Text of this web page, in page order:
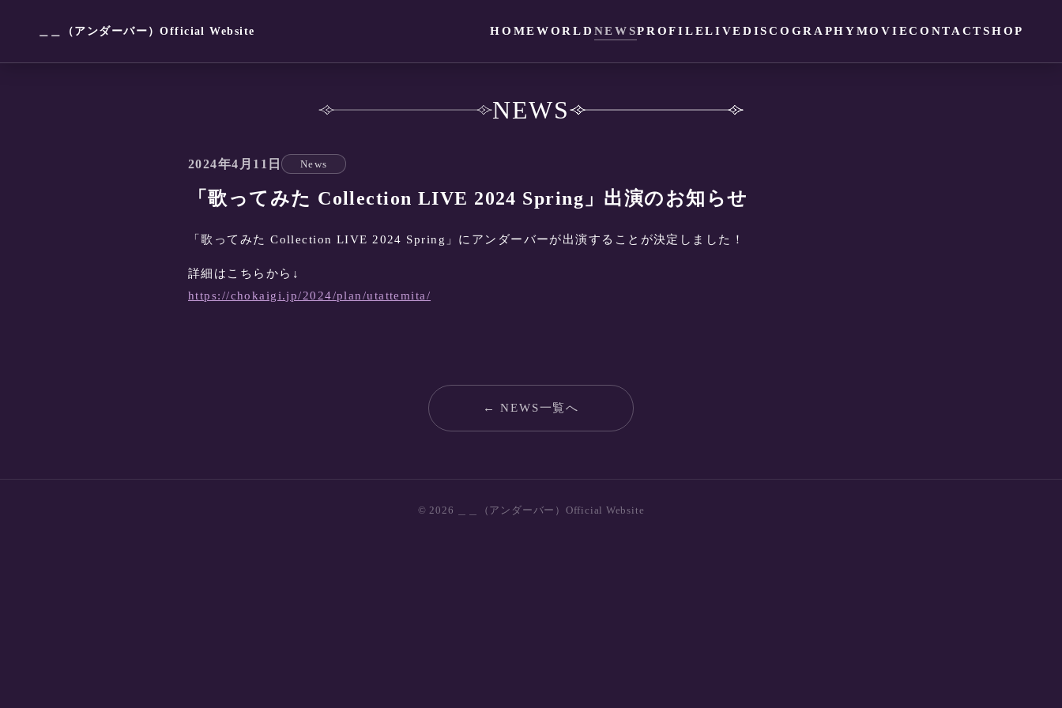
＿＿（アンダーバー）Official Website HOMEWORLD NEWSPROFILELIVEDISCOGRAPHYMOVIECONTACTSHOP
NEWS
2024年4月11日 News
「歌ってみた Collection LIVE 2024 Spring」出演のお知らせ
「歌ってみた Collection LIVE 2024 Spring」にアンダーバーが出演することが決定しました！
詳細はこちらから↓
https://chokaigi.jp/2024/plan/utattemita/
← NEWS一覧へ
© 2026 ＿＿（アンダーバー）Official Website